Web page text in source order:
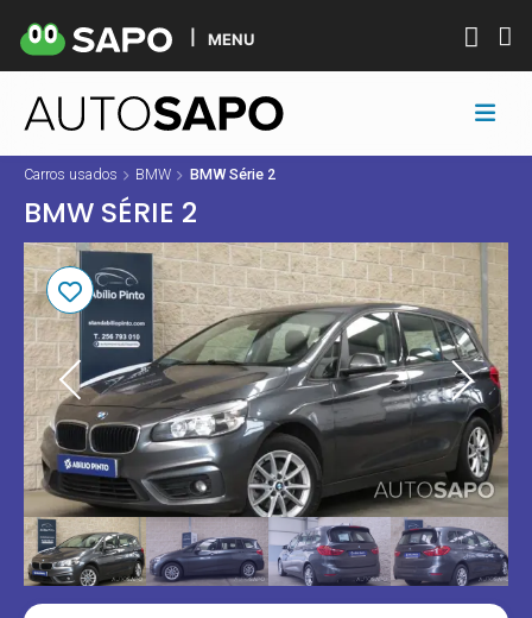
MENU
Carros usados BMW BMW Série 2
BMW SÉRIE 2